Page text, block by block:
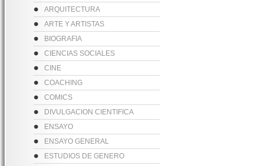
ARQUITECTURA
ARTE Y ARTISTAS
BIOGRAFIA
CIENCIAS SOCIALES
CINE
COACHING
COMICS
DIVULGACION CIENTIFICA
ENSAYO
ENSAYO GENERAL
ESTUDIOS DE GENERO